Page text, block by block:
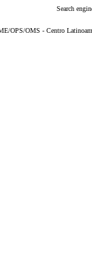
Search
OPS/OMS - Centro